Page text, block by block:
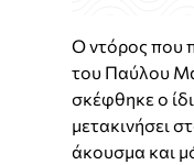
Ο ντόρος που
του Παύλου
σκέφθηκε ο
μετακινήσει
άκουσμα και